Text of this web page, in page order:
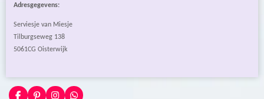
Adresgegevens:
Serviesje van Miesje
Tilburgseweg 138
5061CG Oisterwijk